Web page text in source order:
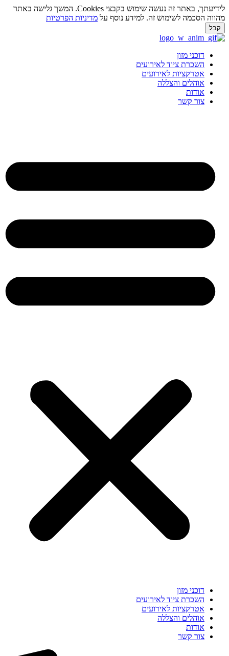
לידיעתך, באתר זה נעשה שימוש בקבצי Cookies. המשך גלישה באתר
הסכמה לשימוש זה. למידע נוסף עלמדיניות הפרטיות
קבל
דוכני מזון
השכרת ציוד לאירועים
אטרקציות לאירועים
אוהלים והצללה
אודות
צור קשר
דוכני מזון
השכרת ציוד לאירועים
אטרקציות לאירועים
אוהלים והצללה
אודות
צור קשר